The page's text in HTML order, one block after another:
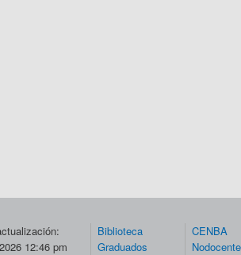
12:46 pm
Biblioteca
Graduados
CENBA